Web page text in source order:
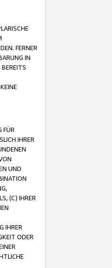
FERNER
IN
FÜR
IHRER
UND
(C) IHRER
IHRER
ODER